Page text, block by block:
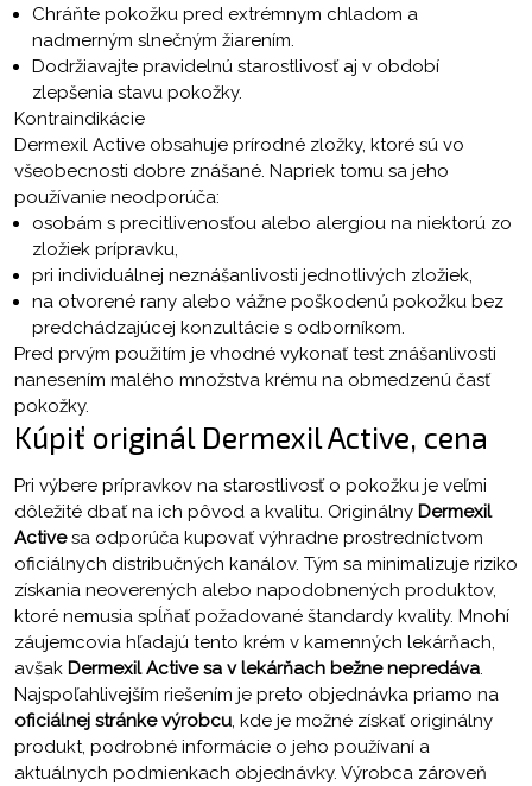
Chráňte pokožku pred extrémnym chladom a
nadmerným slnečným žiarením.
Dodržiavajte pravidelnú starostlivosť aj v období
zlepšenia stavu pokožky.
Kontraindikácie
Dermexil Active obsahuje prírodné zložky, ktoré sú vo
všeobecnosti dobre znášané. Napriek tomu sa jeho
používanie neodporúča:
osobám s precitlivenosťou alebo alergiou na niektorú zo
zložiek prípravku,
pri individuálnej neznášanlivosti jednotlivých zložiek,
na otvorené rany alebo vážne poškodenú pokožku bez
predchádzajúcej konzultácie s odborníkom.
Pred prvým použitím je vhodné vykonať test znášanlivosti
nanesením malého množstva krému na obmedzenú časť
pokožky.
Kúpiť originál Dermexil Active, cena
Pri výbere prípravkov na starostlivosť o pokožku je veľmi
dôležité dbať na ich pôvod a kvalitu. Originálny Dermexil
Activesa odporúča kupovať výhradne prostredníctvom
oficiálnych distribučných kanálov. Tým sa minimalizuje riziko
získania neoverených alebo napodobnených produktov,
ktoré nemusia spĺňať požadované štandardy kvality. Mnohí
záujemcovia hľadajú tento krém v kamenných lekárňach,
avšak Dermexil Active sa v lekárňach bežne nepredáva.
Najspoľahlivejším riešením je preto objednávka priamo na
oficiálnej stránke výrobcu, kde je možné získať originálny
produkt, podrobné informácie o jeho používaní a
aktuálnych podmienkach objednávky. Výrobca zároveň